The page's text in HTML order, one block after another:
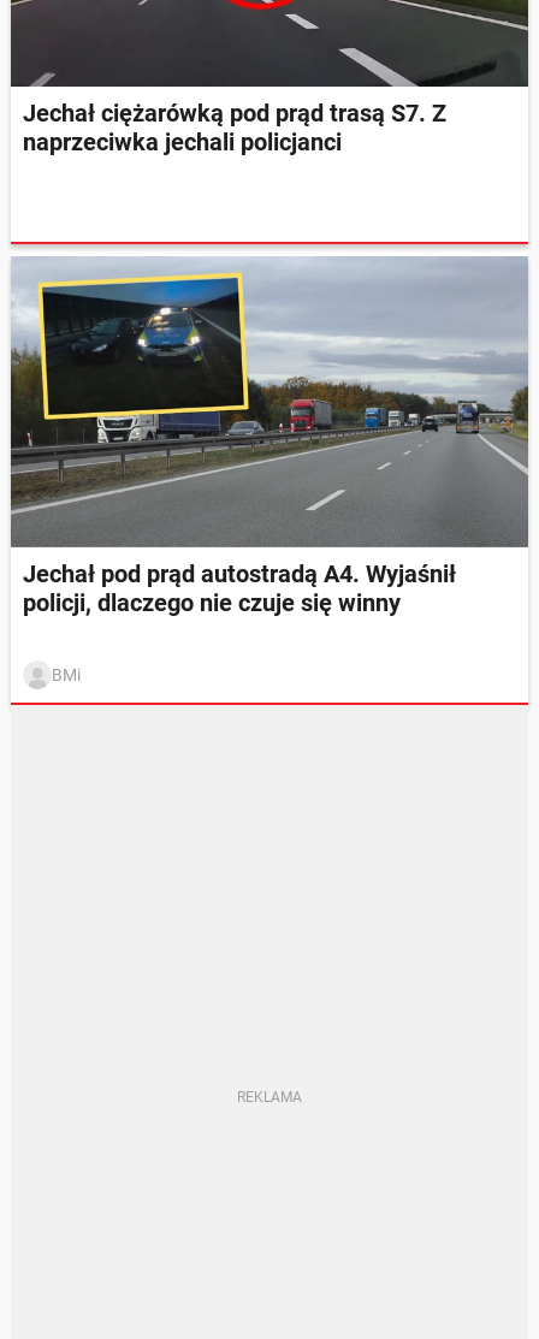
Jechał ciężarówką pod prąd trasą S7. Z
naprzeciwka jechali policjanci
Jechał pod prąd autostradą A4. Wyjaśnił
policji, dlaczego nie czuje się winny
BMi